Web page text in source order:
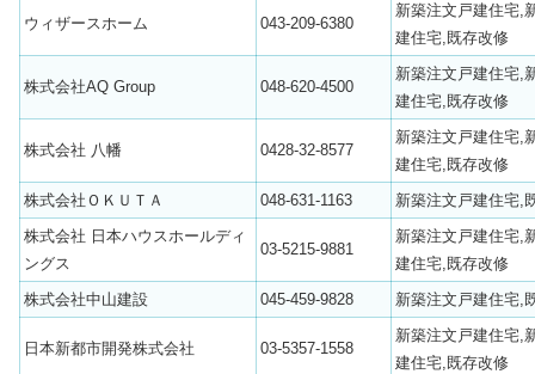
ウィザースホーム 043-209-6380
新築注文戸建住宅,
建住宅,既存改修
株式会社AQ Group 048-620-4500
新築注文戸建住宅,
建住宅,既存改修
株式会社 八幡 0428-32-8577
新築注文戸建住宅,
建住宅,既存改修
株式会社ＯＫＵＴＡ
048-631-1163
新築注文戸建住宅,
株式会社 日本ハウスホールディ
ングス
03-5215-9881
新築注文戸建住宅,
建住宅,既存改修
株式会社中山建設
045-459-9828 新築注文戸建住宅,
日本新都市開発株式会社 03-5357-1558
新築注文戸建住宅,
建住宅,既存改修